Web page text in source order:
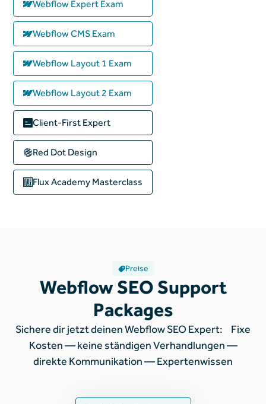
Webflow Expert Exam
Webflow CMS Exam
Webflow Layout 1 Exam
Webflow Layout 2 Exam
Client-First Expert
Red Dot Design
Flux Academy Masterclass
Preise
Webflow SEO Support
Packages
Sichere dir jetzt deinen Webflow SEO Expert: Fixe
Kosten — keine ständigen Verhandlungen —
direkte Kommunikation — Expertenwissen